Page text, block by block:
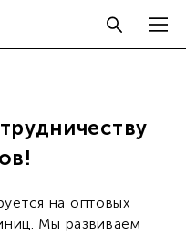
на оптовых
Мы развиваем